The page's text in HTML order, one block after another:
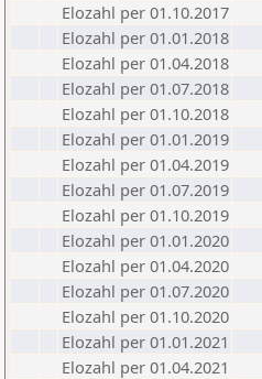
Elozahl per 01.10.2017
Elozahl per 01.01.2018
Elozahl per 01.04.2018
Elozahl per 01.07.2018
Elozahl per 01.10.2018
Elozahl per 01.01.2019
Elozahl per 01.04.2019
Elozahl per 01.07.2019
Elozahl per 01.10.2019
Elozahl per 01.01.2020
Elozahl per 01.04.2020
Elozahl per 01.07.2020
Elozahl per 01.10.2020
Elozahl per 01.01.2021
Elozahl per 01.04.2021